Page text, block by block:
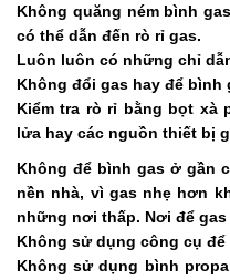
Không quăng ném bình
có thể dẫn đến rò rỉ gas.
Luôn luôn có những chỉ
Không đổi gas hay để bình
Kiểm tra rò rỉ bằng bọt xà
lửa hay các nguồn thiết bị
Không để bình gas ở gần
nền nhà, vì gas nhẹ hơn
những nơi thấp. Nơi để
Không sử dụng công cụ để
Không sử dụng bình